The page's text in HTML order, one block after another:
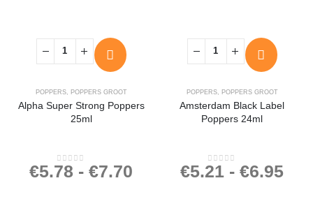
POPPERS, POPPERS GROOT
Alpha Super Strong Poppers
25ml
0out of 5
€5.78 - €7.70
POPPERS, POPPERS GROOT
Amsterdam Black Label
Poppers 24ml
0out of 5
€5.21 - €6.95